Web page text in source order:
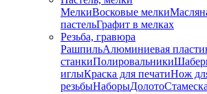
МелкиВосковые мелки
пастельГрафит в мелках
Резьба, гравюра
РашпильАлюминиевая
станкиПолировальники
иглыКраска для печатиНож
резьбыНаборыДолотоСтамеска